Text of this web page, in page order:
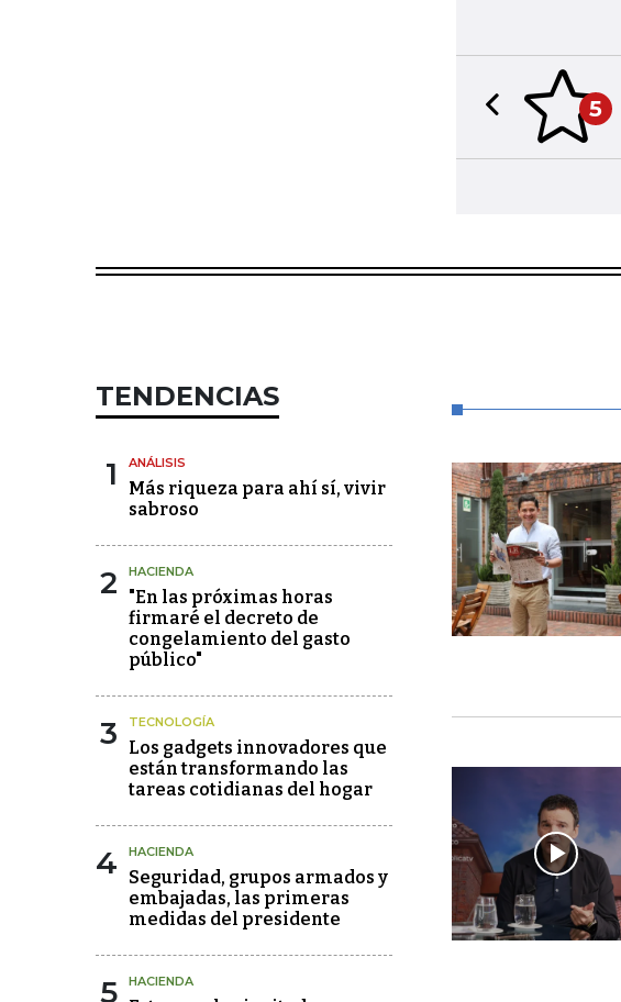
5
Previous slide
TENDENCIAS
1 ANÁLISIS
Más riqueza para ahí sí, vivir
sabroso
2 HACIENDA
"En las próximas horas
firmaré el decreto de
congelamiento del gasto
público"
3 TECNOLOGÍA
Los gadgets innovadores que
están transformando las
tareas cotidianas del hogar
4 HACIENDA
Seguridad, grupos armados y
embajadas, las primeras
medidas del presidente
5 HACIENDA